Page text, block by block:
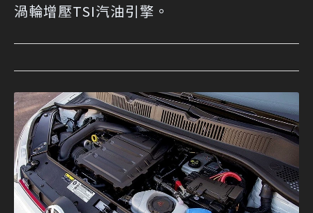
渦輪增壓TSI汽油引擎。